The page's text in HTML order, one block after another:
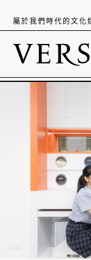
屬於我們時代的文化